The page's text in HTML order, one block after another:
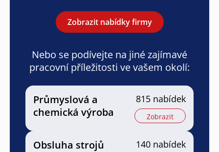
Zobrazit nabídky firmy
Nebo se podívejte na jiné zajímavé
pracovní příležitosti ve vašem okolí:
Průmyslová a
chemická výroba
815 nabídek
Zobrazit
Obsluha strojů 140 nabídek